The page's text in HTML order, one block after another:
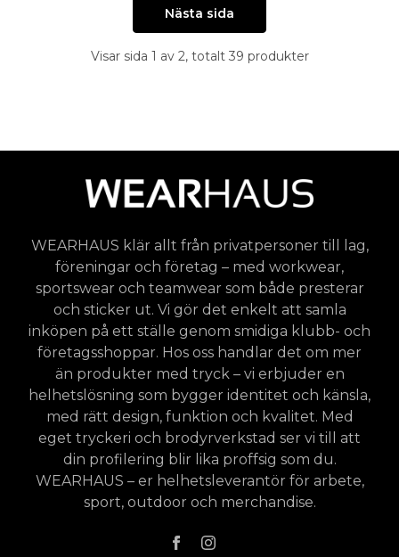
Nästa sida
Visar sida 1 av 2, totalt 39 produkter
WEARHAUS klär allt från privatpersoner till lag,
föreningar och företag – med workwear,
sportswear och teamwear som både presterar
och sticker ut. Vi gör det enkelt att samla
inköpen på ett ställe genom smidiga klubb- och
företagsshoppar. Hos oss handlar det om mer
än produkter med tryck – vi erbjuder en
helhetslösning som bygger identitet och känsla,
med rätt design, funktion och kvalitet. Med
eget tryckeri och brodyrverkstad ser vi till att
din profilering blir lika proffsig som du.
WEARHAUS – er helhetsleverantör för arbete,
sport, outdoor och merchandise.